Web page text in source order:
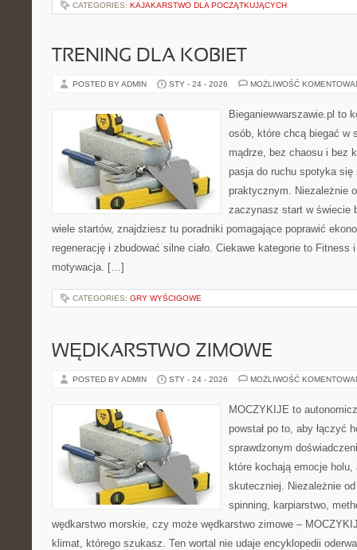
CATEGORIES: KAJAKARSTWO DLA POCZĄTKUJĄCYCH
TRENING DLA KOBIET
POSTED BY ADMIN STY - 24 - 2026 MOŻLIWOŚĆ
Bieganiewwarszawie.pl to
osób, które chcą biegać w
mądrze, bez chaosu i bez
pasja do ruchu spotyka się
praktycznym. Niezależnie
zaczynasz start w świecie
wiele startów, znajdziesz tu poradniki pomagające poprawić
regenerację i zbudować silne ciało. Ciekawe kategorie to Fitness
motywacja. […]
CATEGORIES: GRY WYŚCIGOWE
WĘDKARSTWO ZIMOWE
POSTED BY ADMIN STY - 24 - 2026 MOŻLIWOŚĆ
MOCZYKIJE to
powstał po to, aby łączyć
sprawdzonym
które kochają emocje
skuteczniej. Niezależnie
spinning, karpiarstwo,
wędkarstwo morskie, czy może wędkarstwo zimowe –
klimat, którego szukasz. Ten wortal nie udaje encyklopedii